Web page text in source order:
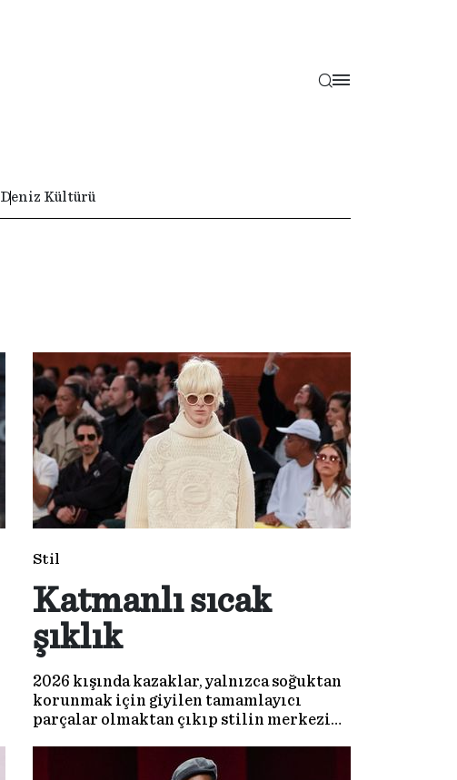
Deniz Kültürü
Stil
Katmanlı sıcak
şıklık
2026 kışında kazaklar, yalnızca soğuktan
korunmak için giyilen tamamlayıcı
parçalar olmaktan çıkıp stilin merkezine